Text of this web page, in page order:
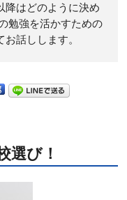
降はどのように決め
勉強を活かすための
話しします。
選び！